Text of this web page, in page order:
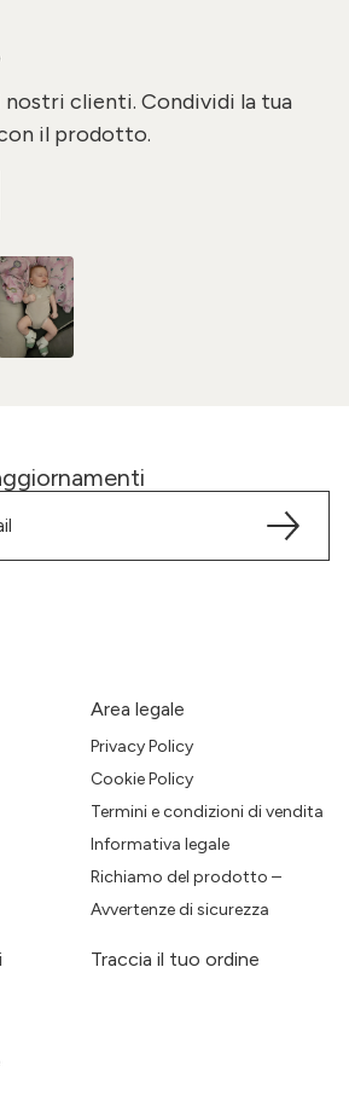
clienti. Condividi la tua
il prodotto.
Area legale
Privacy Policy
Cookie Policy
Termini e condizioni di vendita
Informativa legale
Richiamo del prodotto –
Avvertenze di sicurezza
Traccia il tuo ordine